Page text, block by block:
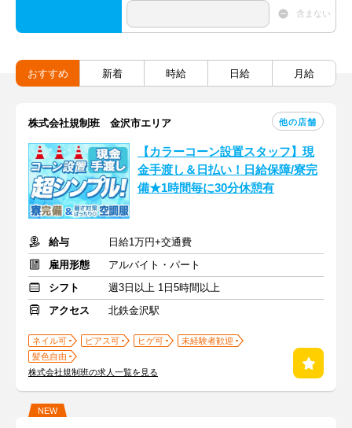
含まない
おすすめ 新着 時給 日給 月給
株式会社規制班 金沢市エリア 他の店舗
【カラーコーン設置スタッフ】現
金手渡し＆日払い！日給保障/寮完
備★1時間毎に30分休憩有
給与
日給1万円+交通費
雇用形態
アルバイト・パート
シフト
週3日以上 1日5時間以上
アクセス
北鉄金沢駅
ネイル可 ピアス可 ヒゲ可
未経験者歓迎
髪色自由
株式会社規制班の求人一覧を見る
NEW